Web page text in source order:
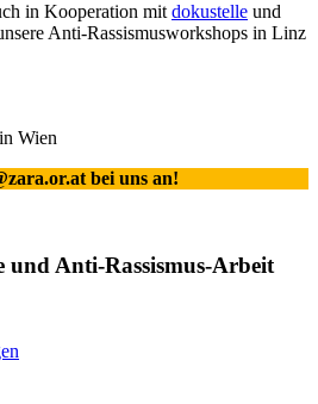
in Kooperation mit dokustelle und
Anti-Rassismusworkshops in Linz
Wien
bei uns an!
Anti-Rassismus-Arbeit